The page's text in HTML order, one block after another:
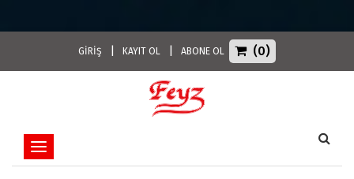
GİRİŞ KAYIT OL ABONE OL (0)
Toggle navigation